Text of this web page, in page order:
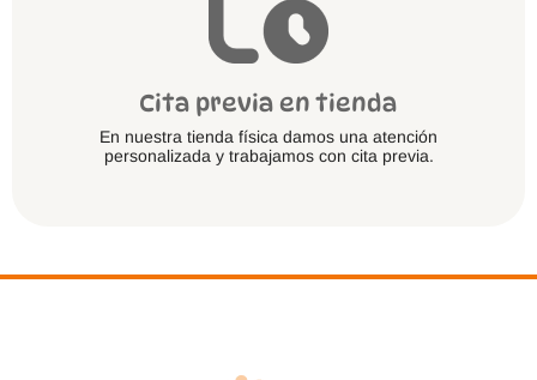
Cita previa en tienda
En nuestra tienda física damos una atención
personalizada y trabajamos con cita previa.